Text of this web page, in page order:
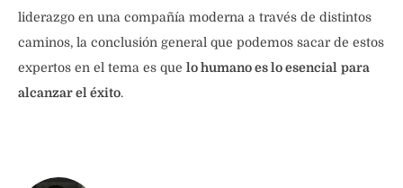
liderazgo en una compañía moderna a través de distintos
caminos, la conclusión general que podemos sacar de estos
expertos en el tema es que lo humano es lo esencial para
alcanzar el éxito.